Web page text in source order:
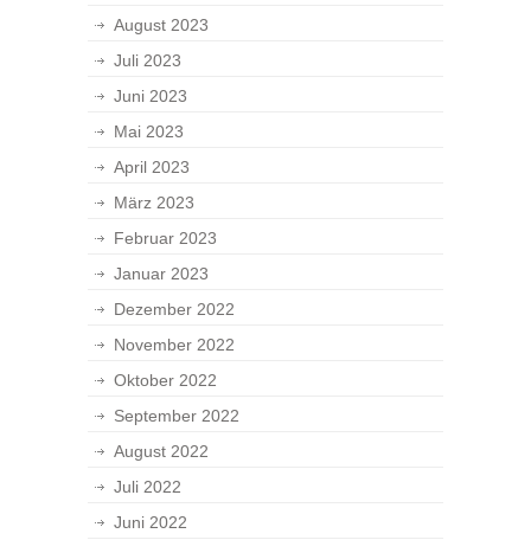
August 2023
Juli 2023
Juni 2023
Mai 2023
April 2023
März 2023
Februar 2023
Januar 2023
Dezember 2022
November 2022
Oktober 2022
September 2022
August 2022
Juli 2022
Juni 2022